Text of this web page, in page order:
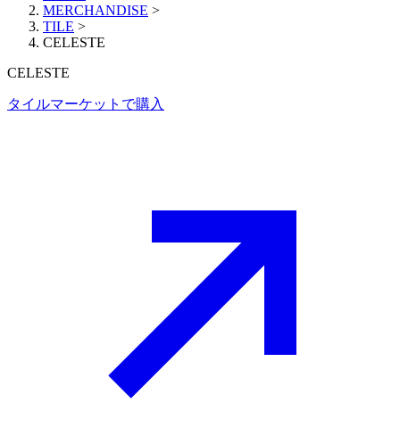
MERCHANDISE >
TILE >
CELESTE
CELESTE
タイルマーケットで購入